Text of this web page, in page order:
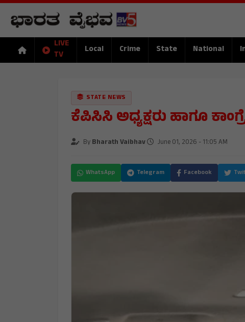
LIVE
TV
Local Crime State National
STATE NEWS
ಕೆಪಿಸಿಸಿ ಅಧ್ಯಕ್ಷರು ಹಾಗೂ
ByBharath Vaibhav June 01, 2026 - 11:05 AM
WhatsApp Telegram Facebook